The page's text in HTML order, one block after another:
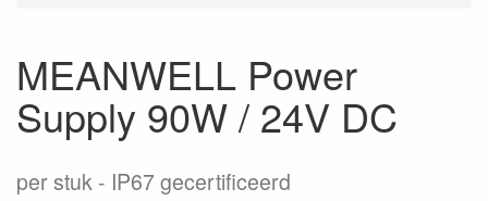
MEANWELL Power
Supply 90W / 24V DC
per stuk IP67 gecertificeerd